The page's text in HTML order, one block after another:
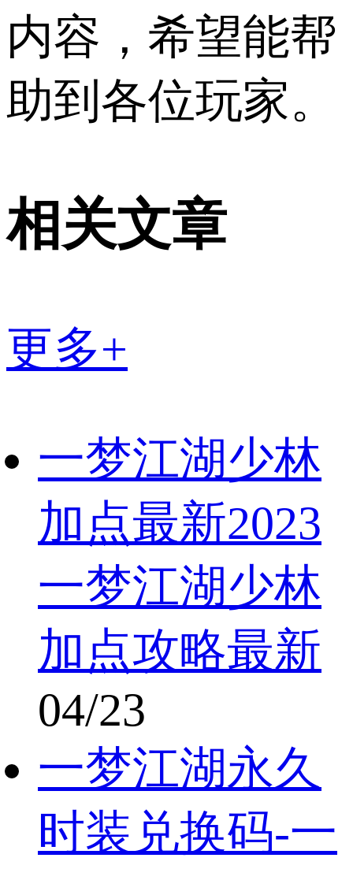
内容，希望能帮
助到各位玩家。
相关文章
更多+
一梦江湖少林
加点最新2023
一梦江湖少林
加点攻略最新
04/23
一梦江湖永久
时装兑换码-一